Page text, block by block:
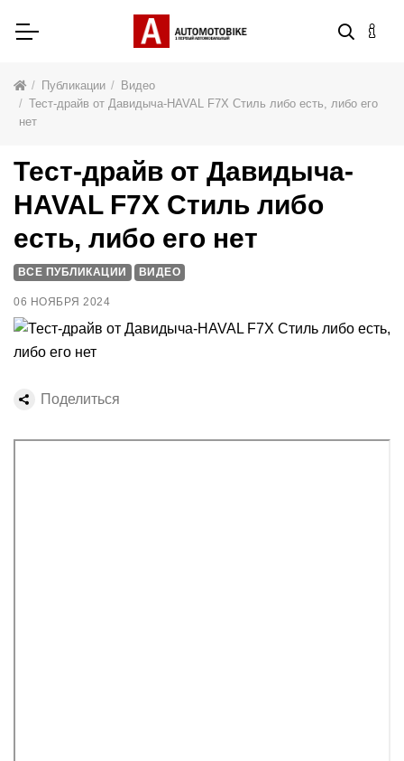
Публикации
Видео
Тест-драйв от Давидыча-HAVAL F7X Стиль либо есть, либо его
нет
Тест-драйв от Давидыча-
HAVAL F7X Стиль либо
есть, либо его нет
ВСЕ ПУБЛИКАЦИИ ВИДЕО
06 НОЯБРЯ 2024
Поделиться